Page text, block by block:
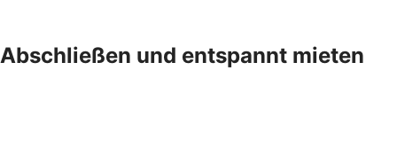
Abschließen und entspannt mieten